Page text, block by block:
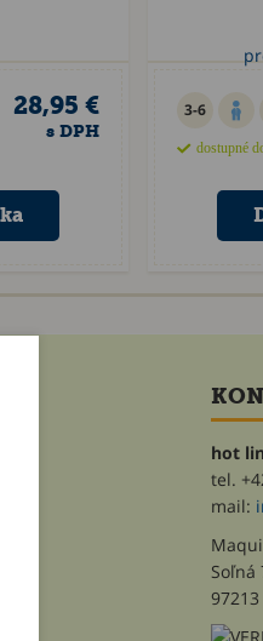
28,95 €
s DPH
3-6
dostupné
hot
tel.
mail:
Soľná